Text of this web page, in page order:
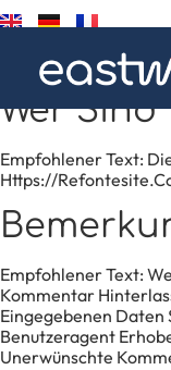
Wer Sind
Empfohlener Text:
Https://
Empfohlener Text:
Kommentar
Eingegebenen Daten
Benutzeragent
Unerwünschte